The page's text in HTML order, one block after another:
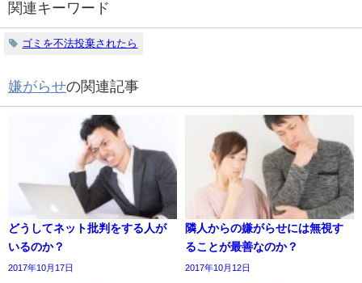
関連キーワード
ゴミを不法投棄されたら
嫌がらせの関連記事
どうしてネット批判をする人が
いるのか？
2017年10月17日
隣人からの嫌がらせには無視す
ることが最善なのか？
2017年10月12日